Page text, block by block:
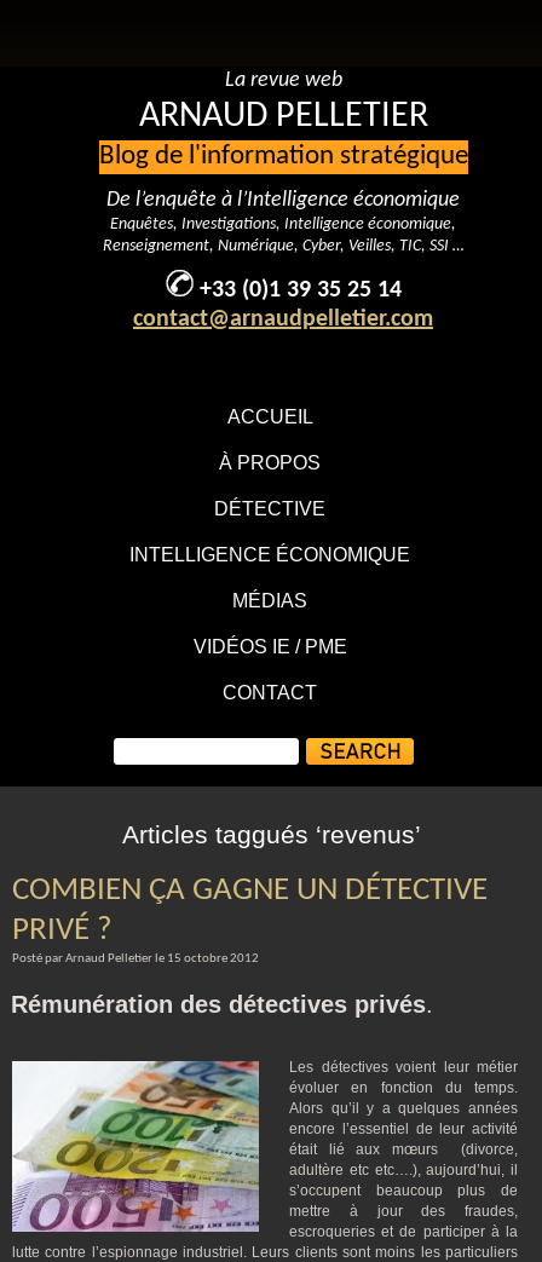
ACCUEIL
À PROPOS
DÉTECTIVE
INTELLIGENCE ÉCONOMIQUE
MÉDIAS
VIDÉOS IE / PME
CONTACT
La revue web
ARNAUD PELLETIER
Blog de l'information stratégique
De l’enquête à l’Intelligence économique
Enquêtes, Investigations, Intelligence économique,
Renseignement, Numérique, Cyber, Veilles, TIC, SSI …
+33 (0)1 39 35 25 14
contact@arnaudpelletier.com
Articles taggués ‘revenus’
COMBIEN ÇA GAGNE UN DÉTECTIVE
PRIVÉ ?
Posté par Arnaud Pelletier le 15 octobre 2012
Rémunération des détectives privés.
Les détectives voient leur métier
évoluer en fonction du temps.
Alors qu’il y a quelques années
encore l’essentiel de leur activité
était lié aux mœurs (divorce,
adultère etc etc….), aujourd’hui, il
s’occupent beaucoup plus de
mettre à jour des fraudes,
escroqueries et de participer à la
lutte contre l’espionnage industriel. Leurs clients sont moins les particuliers